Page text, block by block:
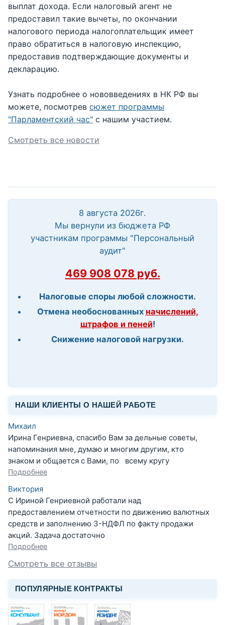
выплат дохода. Если налоговый агент не
предоставил такие вычеты, по окончании
налогового периода налогоплательщик имеет
право обратиться в налоговую инспекцию,
предоставив подтверждающие документы и
декларацию.
Узнать подробнее о нововведениях в НК РФ вы
можете, посмотрев сюжет программы
"Парламентский час" с нашим участием.
Смотреть все новости
8 августа 2026г.
Мы вернули из бюджета РФ
участникам программы "Персональный
аудит"
469 908 078 руб.
Налоговые споры любой сложности.
Отмена необоснованных начислений,
штрафов и пеней!
Снижение налоговой нагрузки.
НАШИ КЛИЕНТЫ О НАШЕЙ РАБОТЕ
Михаил
Ирина Генриевна, спасибо Вам за дельные советы,
напоминания мне, думаю и многим другим, кто
знаком и общается с Вами, по всему кругу
Подробнее
Виктория
С Ириной Генриевной работали над
предоставлением отчетности по движению валютных
средств и заполнению 3-НДФЛ по факту продажи
акций. Задача достаточно
Подробнее
Смотреть все отзывы
ПОПУЛЯРНЫЕ КОНТРАКТЫ